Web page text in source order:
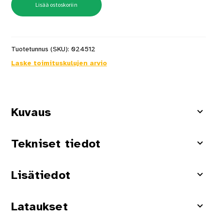
Lisää ostoskoriin
Tuotetunnus (SKU): 024512
Laske toimituskulujen arvio
Kuvaus
Tekniset tiedot
Lisätiedot
Lataukset